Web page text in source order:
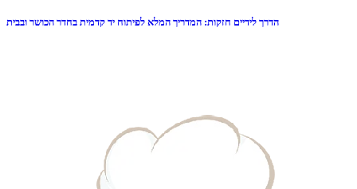
הדרך לידיים חזקות: המדריך המלא לפיתוח יד קדמית בחדר הכושר ובבית